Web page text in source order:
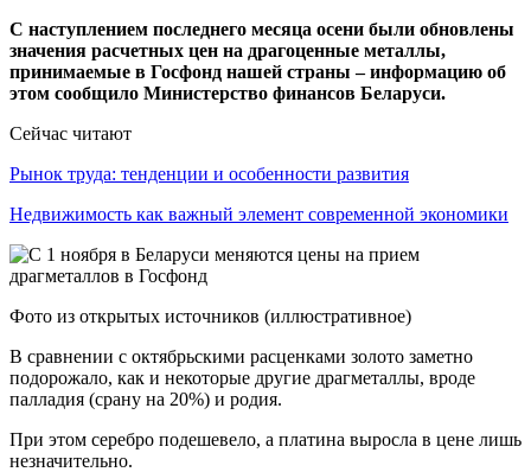
С наступлением последнего месяца осени были обновлены
значения расчетных цен на драгоценные металлы,
принимаемые в Госфонд нашей страны – информацию об
этом сообщило Министерство финансов Беларуси.
Сейчас читают
Рынок труда: тенденции и особенности развития
Недвижимость как важный элемент современной экономики
Фото из открытых источников (иллюстративное)
В сравнении с октябрьскими расценками золото заметно
подорожало, как и некоторые другие драгметаллы, вроде
палладия (срану на 20%) и родия.
При этом серебро подешевело, а платина выросла в цене лишь
незначительно.